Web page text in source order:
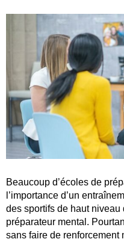
Beaucoup d’écoles de
l’importance d’un
des sportifs de haut niveau
préparateur mental.
sans faire de renforcement